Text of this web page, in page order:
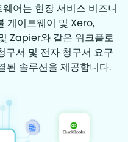
어는 현장 서비스 비즈니
게이트웨이 및 Xero,
Zapier와 같은 워크플로
구서 및 전자 청구서 요구
된 솔루션을 제공합니다.